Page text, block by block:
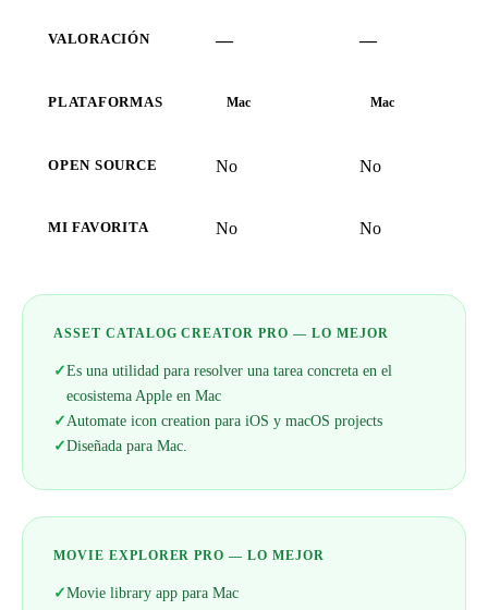
VALORACIÓN — —
PLATAFORMAS Mac Mac
OPEN SOURCE No No
MI FAVORITA No No
ASSET CATALOG CREATOR PRO — LO MEJOR
✓Es una utilidad para resolver una tarea concreta en el
ecosistema Apple en Mac
✓Automate icon creation para iOS y macOS projects
✓Diseñada para Mac.
MOVIE EXPLORER PRO — LO MEJOR
✓Movie library app para Mac